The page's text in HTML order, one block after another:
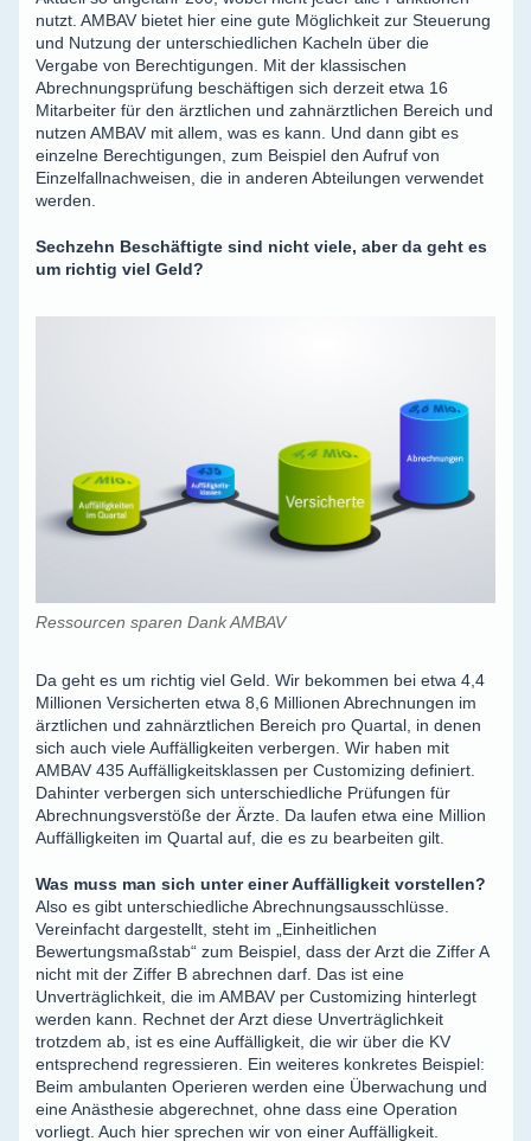
nutzt. AMBAV bietet hier eine gute Möglichkeit zur Steuerung
und Nutzung der unterschiedlichen Kacheln über die
Vergabe von Berechtigungen. Mit der klassischen
Abrechnungsprüfung beschäftigen sich derzeit etwa 16
Mitarbeiter für den ärztlichen und zahnärztlichen Bereich und
nutzen AMBAV mit allem, was es kann. Und dann gibt es
einzelne Berechtigungen, zum Beispiel den Aufruf von
Einzelfallnachweisen, die in anderen Abteilungen verwendet
werden.
Sechzehn Beschäftigte sind nicht viele, aber da geht es
um richtig viel Geld?
Ressourcen sparen Dank AMBAV
Da geht es um richtig viel Geld. Wir bekommen bei etwa 4,4
Millionen Versicherten etwa 8,6 Millionen Abrechnungen im
ärztlichen und zahnärztlichen Bereich pro Quartal, in denen
sich auch viele Auffälligkeiten verbergen. Wir haben mit
AMBAV 435 Auffälligkeitsklassen per Customizing definiert.
Dahinter verbergen sich unterschiedliche Prüfungen für
Abrechnungsverstöße der Ärzte. Da laufen etwa eine Million
Auffälligkeiten im Quartal auf, die es zu bearbeiten gilt.
Was muss man sich unter einer Auffälligkeit vorstellen?
Also es gibt unterschiedliche Abrechnungsausschlüsse.
Vereinfacht dargestellt, steht im „Einheitlichen
Bewertungsmaßstab“ zum Beispiel, dass der Arzt die Ziffer A
nicht mit der Ziffer B abrechnen darf. Das ist eine
Unverträglichkeit, die im AMBAV per Customizing hinterlegt
werden kann. Rechnet der Arzt diese Unverträglichkeit
trotzdem ab, ist es eine Auffälligkeit, die wir über die KV
entsprechend regressieren. Ein weiteres konkretes Beispiel:
Beim ambulanten Operieren werden eine Überwachung und
eine Anästhesie abgerechnet, ohne dass eine Operation
vorliegt. Auch hier sprechen wir von einer Auffälligkeit.